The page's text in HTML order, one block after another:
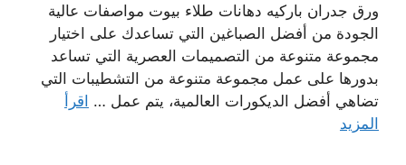
ورق جدران باركيه دهانات طلاء بيوت مواصفات عالية
الجودة من أفضل الصباغين التي تساعدك على اختيار
مجموعة متنوعة من التصميمات العصرية التي تساعد
بدورها على عمل مجموعة متنوعة من التشطيبات التي
تضاهي أفضل الديكورات العالمية، يتم عمل … اقرأ
المزيد